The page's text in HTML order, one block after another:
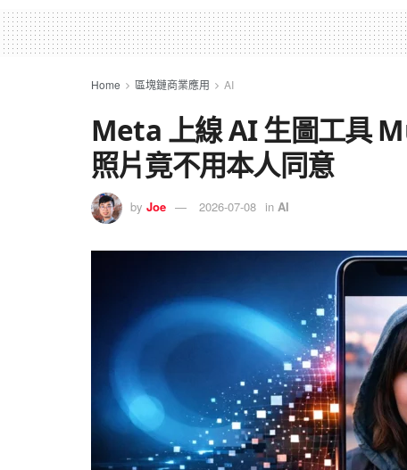
Home 區塊鏈商業應用 AI
Meta 上線 AI 生圖工具
照片竟不用本人同意
by Joe 2026-07-08 in AI